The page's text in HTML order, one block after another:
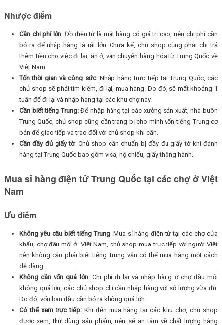
Nhược điểm
Cần chi phí lớn: Đồ điện tử là mặt hàng có giá trị cao, nên chi phí cần
bỏ ra để nhập hàng là rất lớn. Chưa kể, chủ shop cũng phải chi trả
thêm tiền cho việc đi lại, ăn ở, vận chuyển hàng hóa từ Trung Quốc về
Việt Nam.
Tốn thời gian và công sức: Nhập hàng trực tiếp tại Trung Quốc, các
chủ shop sẽ phải tìm kiếm, đi lại, mua hàng. Do đó, sẽ mất khoảng 1
tuần để đi lại và nhập hàng tại các khu chợ này.
Cần biết tiếng Trung:Để nhập hàng tại các xưởng sản xuất, nhà buôn
Trung Quốc, chủ shop cũng cần trang bị cho mình vốn tiếng Trung cơ
bản để giao tiếp và trao đổi với chủ shop khi cần.
Cần đầy đủ giấy tờ: Chủ shop cần chuẩn bị đầy đủ giấy tờ khi đánh
hàng tại Trung Quốc bao gồm visa, hộ chiếu, giấy thông hành.
Mua sỉ hàng điện tử Trung Quốc tại các chợ ở Việt
Nam
Ưu điểm
Không yêu cầu biết tiếng Trung: Mua sỉ hàng điện tử tại các chợ cửa
khẩu, chợ đầu mối ở Việt Nam, chủ shop mua trực tiếp với người Việt
nên không cần phải biết tiếng Trung vẫn có thể mua hàng một cách
dễ dàng.
Không cần vốn quá lớn: Chi phí đi lại và nhập hàng ở chợ đầu mối
không quá lớn, các chủ shop chỉ cần nhập hàng với số lượng vừa đủ.
Do đó, vốn ban đầu cần bỏ ra không quá lớn.
Có thể xem trực tiếp:Khi đến mua hàng tại các khu chợ, chủ shop
được xem, thử dùng sản phẩm, nên sẽ an tâm về chất lượng hàng